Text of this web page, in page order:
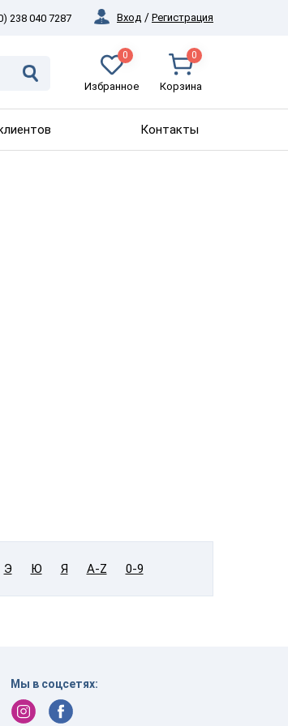
238 040 7287 Вход / Регистрация
0
Избранное
0
Корзина
Контакты
Э Ю Я A-Z 0-9
Мы в соцсетях: